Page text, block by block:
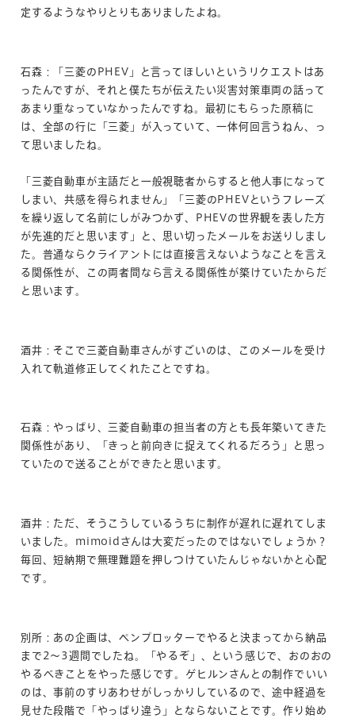
定するようなやりとりもありましたよね。
石森：「三菱のPHEV」と言ってほしいというリクエストはあ
ったんですが、それと僕たちが伝えたい災害対策車両の話って
あまり重なっていなかったんですね。最初にもらった原稿に
は、全部の行に「三菱」が入っていて、一体何回言うねん、っ
て思いましたね。
「三菱自動車が主語だと一般視聴者からすると他人事になって
しまい、共感を得られません」「三菱のPHEVというフレーズ
を繰り返して名前にしがみつかず、PHEVの世界観を表した方
が先進的だと思います」と、思い切ったメールをお送りしまし
た。普通ならクライアントには直接言えないようなことを言え
る関係性が、この両者間なら言える関係性が築けていたからだ
と思います。
酒井：そこで三菱自動車さんがすごいのは、このメールを受け
入れて軌道修正してくれたことですね。
石森：やっぱり、三菱自動車の担当者の方とも長年築いてきた
関係性があり、「きっと前向きに捉えてくれるだろう」と思っ
ていたので送ることができたと思います。
酒井：ただ、そうこうしているうちに制作が遅れに遅れてしま
いました。mimoidさんは大変だったのではないでしょうか？
毎回、短納期で無理難題を押しつけていたんじゃないかと心配
です。
別所：あの企画は、ペンプロッターでやると決まってから納品
まで2～3週間でしたね。「やるぞ」、という感じで、おのおの
やるべきことをやった感じです。ゲヒルンさんとの制作でいい
のは、事前のすりあわせがしっかりしているので、途中経過を
見せた段階で「やっぱり違う」とならないことです。作り始め